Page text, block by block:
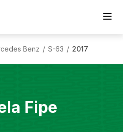
Benz / S-63 / 2017
Fipe